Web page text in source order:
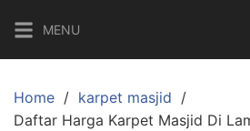
MENU
Home
karpet masjid
Daftar Harga Karpet Masjid Di